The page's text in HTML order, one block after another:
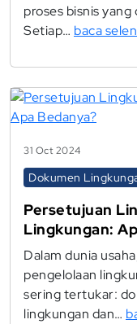
proses bisnis yang
Setiap… baca
31 Oct 2024
Dokumen
Persetujuan
Lingkungan:
Dalam dunia
pengelolaan
sering tertukar:
lingkungan dan…